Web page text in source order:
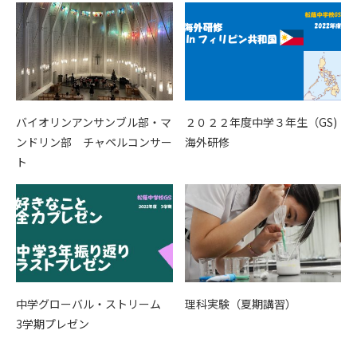
バイオリンアンサンブル部・マ
ンドリン部 チャペルコンサー
ト
２０２２年度中学３年生（GS)
海外研修
中学グローバル・ストリーム
3学期プレゼン
理科実験（夏期講習）